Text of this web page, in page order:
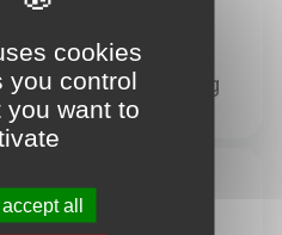
GARAGE LEBLOIS
67000 Strasbourg
STAND 67
cookies
you control
you want to
all